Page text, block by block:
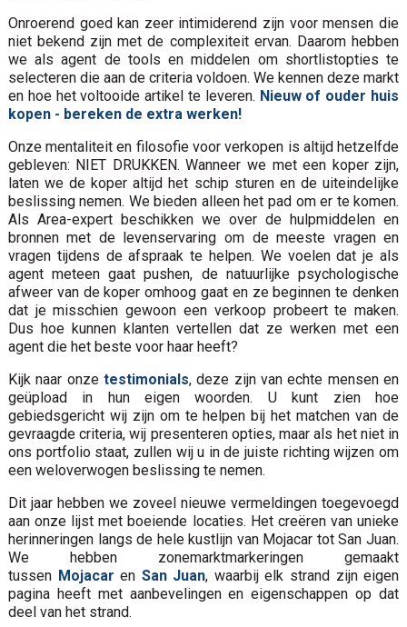
Onroerend goed kan zeer intimiderend zijn voor mensen die
niet bekend zijn met de complexiteit ervan. Daarom hebben
we als agent de tools en middelen om shortlistopties te
selecteren die aan de criteria voldoen. We kennen deze markt
en hoe het voltooide artikel te leveren. Nieuw of ouder huis
kopen - bereken de extra werken!
Onze mentaliteit en filosofie voor verkopen is altijd hetzelfde
gebleven: NIET DRUKKEN. Wanneer we met een koper zijn,
laten we de koper altijd het schip sturen en de uiteindelijke
beslissing nemen. We bieden alleen het pad om er te komen.
Als Area-expert beschikken we over de hulpmiddelen en
bronnen met de levenservaring om de meeste vragen en
vragen tijdens de afspraak te helpen. We voelen dat je als
agent meteen gaat pushen, de natuurlijke psychologische
afweer van de koper omhoog gaat en ze beginnen te denken
dat je misschien gewoon een verkoop probeert te maken.
Dus hoe kunnen klanten vertellen dat ze werken met een
agent die het beste voor haar heeft?
Kijk naar onze testimonials, deze zijn van echte mensen en
geüpload in hun eigen woorden. U kunt zien hoe
gebiedsgericht wij zijn om te helpen bij het matchen van de
gevraagde criteria, wij presenteren opties, maar als het niet in
ons portfolio staat, zullen wij u in de juiste richting wijzen om
een weloverwogen beslissing te nemen.
Dit jaar hebben we zoveel nieuwe vermeldingen toegevoegd
aan onze lijst met boeiende locaties. Het creëren van unieke
herinneringen langs de hele kustlijn van Mojacar tot San Juan.
We hebben zonemarktmarkeringen gemaakt
tussen Mojacar en San Juan, waarbij elk strand zijn eigen
pagina heeft met aanbevelingen en eigenschappen op dat
deel van het strand.